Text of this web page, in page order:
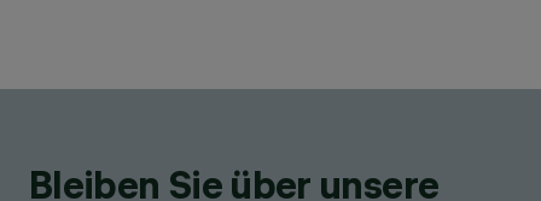
Bleiben Sie über unsere